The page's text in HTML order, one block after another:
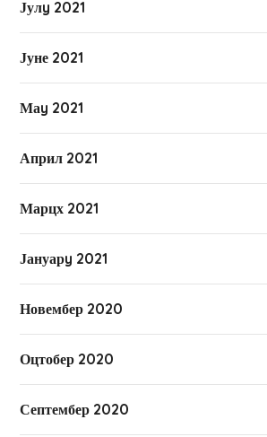
Јулy 2021
Јуне 2021
Маy 2021
Април 2021
Марцх 2021
Јануарy 2021
Новембер 2020
Оцтобер 2020
Септембер 2020